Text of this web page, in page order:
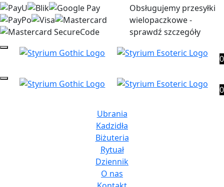
Obsługujemy przesyłki
wielopaczkowe -
sprawdź szczegóły
0
0
Ubrania
Kadzidła
Biżuteria
Rytuał
Dziennik
O nas